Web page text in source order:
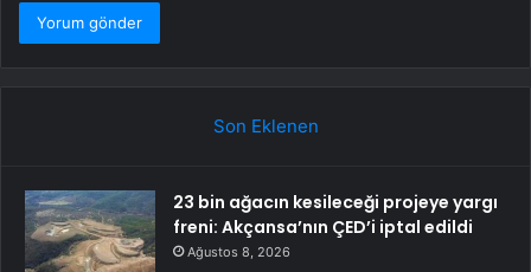
Son Eklenen
23 bin ağacın kesileceği projeye yargı
freni: Akçansa’nın ÇED’i iptal edildi
Ağustos 8, 2026